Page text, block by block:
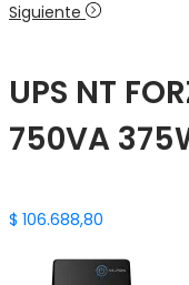
Siguiente
UPS NT
750VA
$ 106.688,80